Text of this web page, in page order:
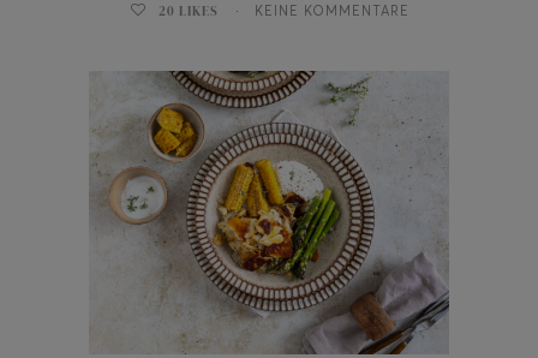
20 LIKES KEINE KOMMENTARE